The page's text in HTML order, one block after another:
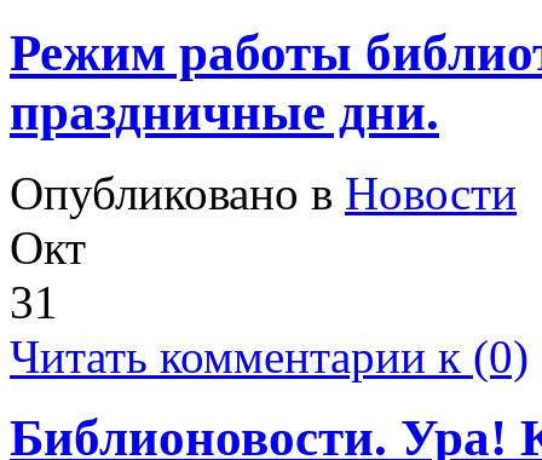
Режим работы
праздничные дни.
Опубликовано в Новости
Окт
31
Читать комментарии к (0)
Библионовости. Ура!